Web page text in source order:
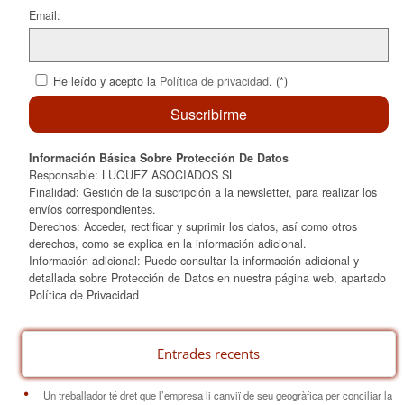
Email:
He leído y acepto la Política de privacidad. (*)
Información Básica Sobre Protección De Datos
Responsable: LUQUEZ ASOCIADOS SL
Finalidad: Gestión de la suscripción a la newsletter, para realizar los
envíos correspondientes.
Derechos: Acceder, rectificar y suprimir los datos, así como otros
derechos, como se explica en la información adicional.
Información adicional: Puede consultar la información adicional y
detallada sobre Protección de Datos en nuestra página web, apartado
Política de Privacidad
Entrades recents
Un treballador té dret que l’empresa li canviï de seu geogràfica per conciliar la